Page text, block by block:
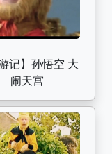
游记】孙悟空 大
闹天宫